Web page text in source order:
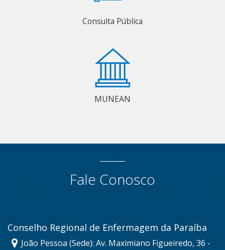
Consulta Pública
MUNEAN
Fale Conosco
Conselho Regional de Enfermagem da Paraíba
João Pessoa (Sede): Av. Maximiano Figueiredo, 36 -